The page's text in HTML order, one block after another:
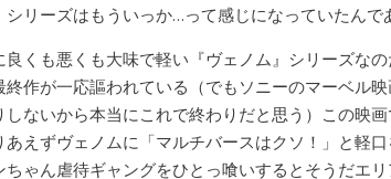
シリーズはもういっか…って感じになっていたんで
良くも悪くも大味で軽い『ヴェノム』シリーズな
終作が一応謳われている（でもソニーのマーベル
しないから本当にこれで終わりだと思う）この映
あえずヴェノムに「マルチバースはクソ！」と軽
ちゃん虐待ギャングをひとっ喰いするとそうだエ